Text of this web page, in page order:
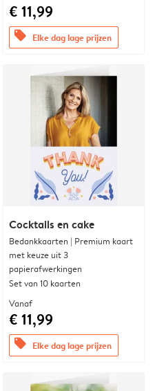
€ 11,99
offers Elke dag lage prijzen
Cocktails en cake
Bedankkaarten | Premium kaart
met keuze uit 3
papierafwerkingen
Set van 10 kaarten
Vanaf
€ 11,99
offers Elke dag lage prijzen